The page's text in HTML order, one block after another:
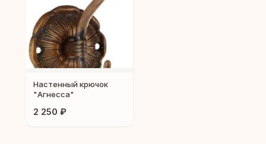
Настенный крючок
"Агнесса"
2 250 ₽